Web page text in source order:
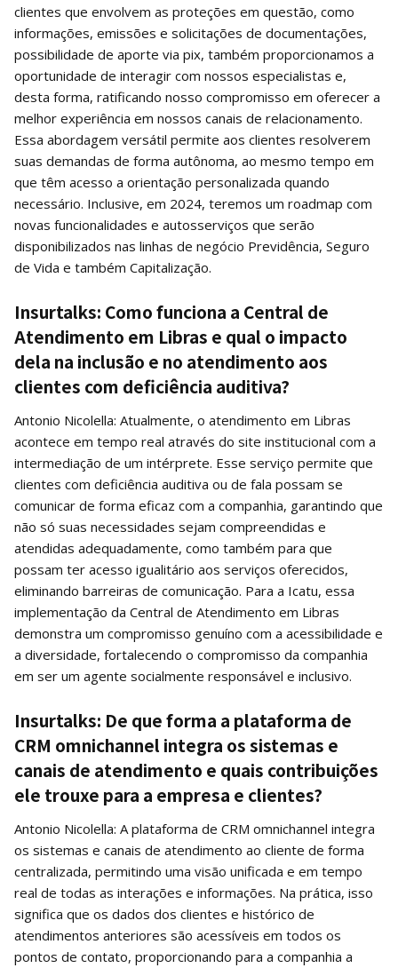
clientes que envolvem as proteções em questão, como
informações, emissões e solicitações de documentações,
possibilidade de aporte via pix, também proporcionamos a
oportunidade de interagir com nossos especialistas e,
desta forma, ratificando nosso compromisso em oferecer a
melhor experiência em nossos canais de relacionamento.
Essa abordagem versátil permite aos clientes resolverem
suas demandas de forma autônoma, ao mesmo tempo em
que têm acesso a orientação personalizada quando
necessário. Inclusive, em 2024, teremos um roadmap com
novas funcionalidades e autosserviços que serão
disponibilizados nas linhas de negócio Previdência, Seguro
de Vida e também Capitalização.
Insurtalks: Como funciona a Central de
Atendimento em Libras e qual o impacto
dela na inclusão e no atendimento aos
clientes com deficiência auditiva?
Antonio Nicolella: Atualmente, o atendimento em Libras
acontece em tempo real através do site institucional com a
intermediação de um intérprete. Esse serviço permite que
clientes com deficiência auditiva ou de fala possam se
comunicar de forma eficaz com a companhia, garantindo que
não só suas necessidades sejam compreendidas e
atendidas adequadamente, como também para que
possam ter acesso igualitário aos serviços oferecidos,
eliminando barreiras de comunicação. Para a Icatu, essa
implementação da Central de Atendimento em Libras
demonstra um compromisso genuíno com a acessibilidade e
a diversidade, fortalecendo o compromisso da companhia
em ser um agente socialmente responsável e inclusivo.
Insurtalks: De que forma a plataforma de
CRM omnichannel integra os sistemas e
canais de atendimento e quais contribuições
ele trouxe para a empresa e clientes?
Antonio Nicolella: A plataforma de CRM omnichannel integra
os sistemas e canais de atendimento ao cliente de forma
centralizada, permitindo uma visão unificada e em tempo
real de todas as interações e informações. Na prática, isso
significa que os dados dos clientes e histórico de
atendimentos anteriores são acessíveis em todos os
pontos de contato, proporcionando para a companhia a